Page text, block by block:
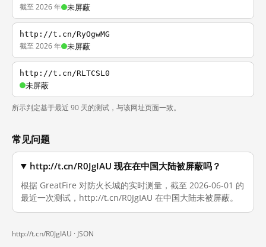
截至 2026 年 未屏蔽
http://t.cn/RyOgwMG
截至 2026 年 未屏蔽
http://t.cn/RLTCSL0
未屏蔽
所示判定基于最近 90 天的测试，与该网址页面一致。
常见问题
http://t.cn/R0JgIAU 现在在中国大陆被屏蔽吗？
根据 GreatFire 对防火长城的实时测量，截至 2026-06-01 的
最近一次测试，http://t.cn/R0JgIAU 在中国大陆未被屏蔽。
http://t.cn/R0JgIAU · JSON